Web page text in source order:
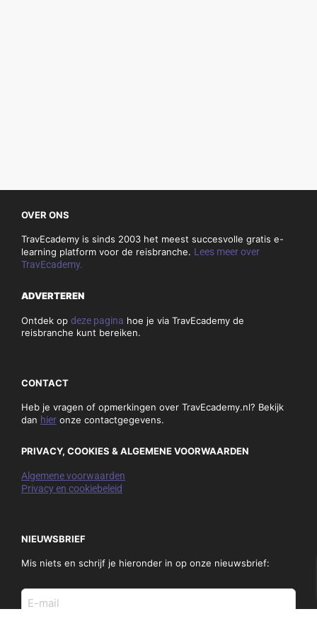
OVER ONS
TravEcademy is sinds 2003 het meest succesvolle gratis e-
learning platform voor de reisbranche. Lees meer over
TravEcademy.
ADVERTEREN
Ontdek op deze pagina hoe je via TravEcademy de
reisbranche kunt bereiken.
CONTACT
Heb je vragen of opmerkingen over TravEcademy.nl? Bekijk
dan hier onze contactgegevens.
PRIVACY, COOKIES & ALGEMENE VOORWAARDEN
Algemene voorwaarden
Privacy en cookiebeleid
NIEUWSBRIEF
Mis niets en schrijf je hieronder in op onze nieuwsbrief:
E-